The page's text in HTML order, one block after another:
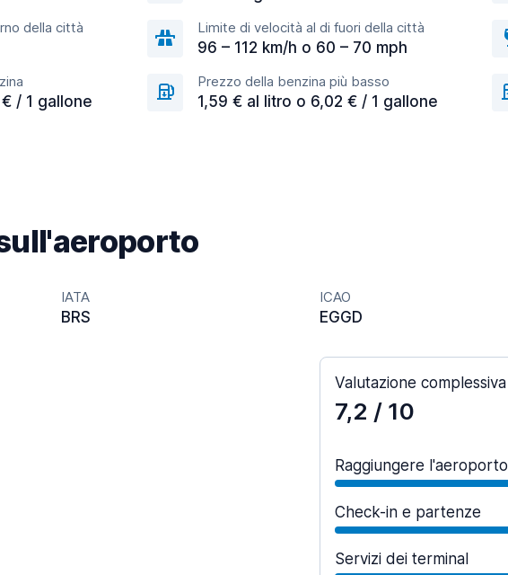
della città Limite di velocità al di fuori della città
96 – 112 km/h o 60 – 70 mph
/ 1 gallone
Prezzo della benzina più basso
1,59 € al litro o 6,02 € / 1 gallone
IATA
BRS
ICAO
EGGD
Valutazione complessiva
7,2 / 10
Raggiungere l'aeroporto
Check-in e partenze
Servizi dei terminal